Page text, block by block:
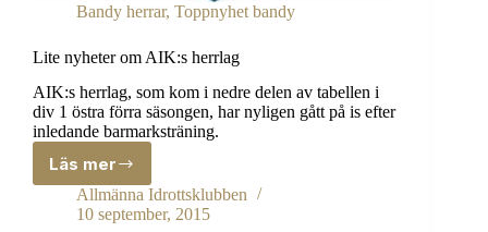
Bandy herrar, Toppnyhet bandy
Lite nyheter om AIK:s herrlag
AIK:s herrlag, som kom i nedre delen av tabellen i
div 1 östra förra säsongen, har nyligen gått på is efter
inledande barmarksträning.
Läs mer
Lite
nyheter
om
Allmänna Idrottsklubben
10 september, 2015